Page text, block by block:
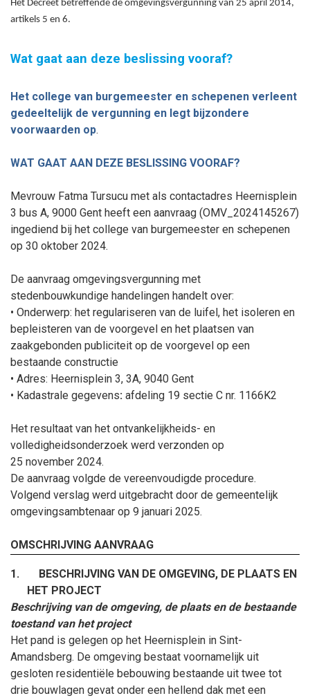
Het Decreet betreffende de omgevingsvergunning van 25 april 2014,
artikels 5 en 6.
Wat gaat aan deze beslissing vooraf?
Het college van burgemeester en schepenen verleent
gedeeltelijk de vergunning en legt bijzondere
voorwaarden op.
WAT GAAT AAN DEZE BESLISSING VOORAF?
Mevrouw Fatma Tursucu met als contactadres Heernisplein
3 bus A, 9000 Gent heeft een aanvraag (OMV_2024145267)
ingediend bij het college van burgemeester en schepenen
op 30 oktober 2024.
De aanvraag omgevingsvergunning met
stedenbouwkundige handelingen handelt over:
• Onderwerp: het regulariseren van de luifel, het isoleren en
bepleisteren van de voorgevel en het plaatsen van
zaakgebonden publiciteit op de voorgevel op een
bestaande constructie
• Adres: Heernisplein 3, 3A, 9040 Gent
• Kadastrale gegevens: afdeling 19 sectie C nr. 1166K2
Het resultaat van het ontvankelijkheids- en
volledigheidsonderzoek werd verzonden op
25 november 2024.
De aanvraag volgde de vereenvoudigde procedure.
Volgend verslag werd uitgebracht door de gemeentelijk
omgevingsambtenaar op 9 januari 2025.
OMSCHRIJVING AANVRAAG
1.
BESCHRIJVING VAN DE OMGEVING, DE PLAATS EN
HET PROJECT
Beschrijving van de omgeving, de plaats en de bestaande
toestand van het project
Het pand is gelegen op het Heernisplein in Sint-
Amandsberg. De omgeving bestaat voornamelijk uit
gesloten residentiële bebouwing bestaande uit twee tot
drie bouwlagen gevat onder een hellend dak met een